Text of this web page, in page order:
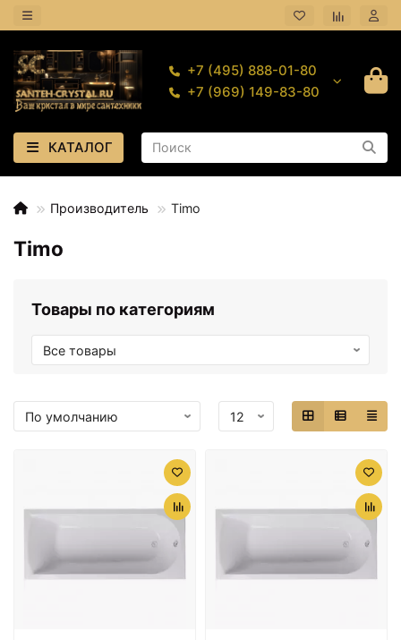
+7 (495) 888-01-80
+7 (969) 149-83-80
КАТАЛОГ
Производитель Timo
Timo
Товары по категориям